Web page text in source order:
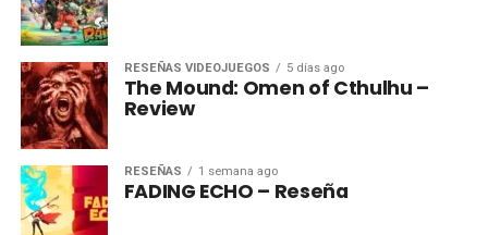
RESEÑAS VIDEOJUEGOS 5 días ago
The Mound: Omen of Cthulhu –
Review
RESEÑAS 1 semana ago
FADING ECHO – Reseña